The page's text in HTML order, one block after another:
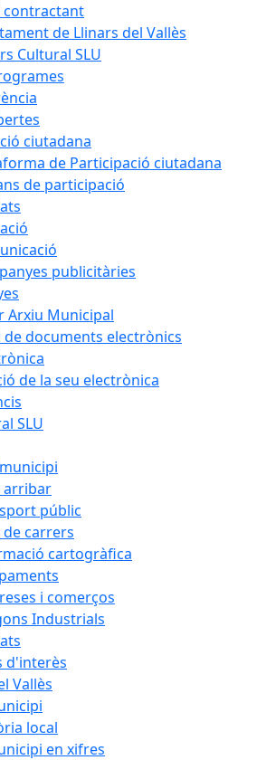
contractant
de Llinars del Vallès
Cultural SLU
ciutadana
de Participació ciutadana
de participació
publicitàries
Arxiu Municipal
de documents electrònics
de la seu electrònica
SLU
arribar
públic
de carrers
cartogràfica
i comerços
Industrials
d'interès
Vallès
local
en xifres